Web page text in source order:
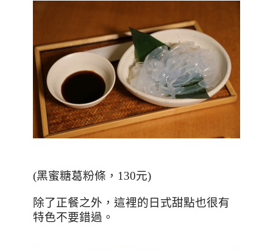
(黑蜜糖葛粉條， 130元)
除了正餐之外，這裡的日式甜點也很有
特色不要錯過。